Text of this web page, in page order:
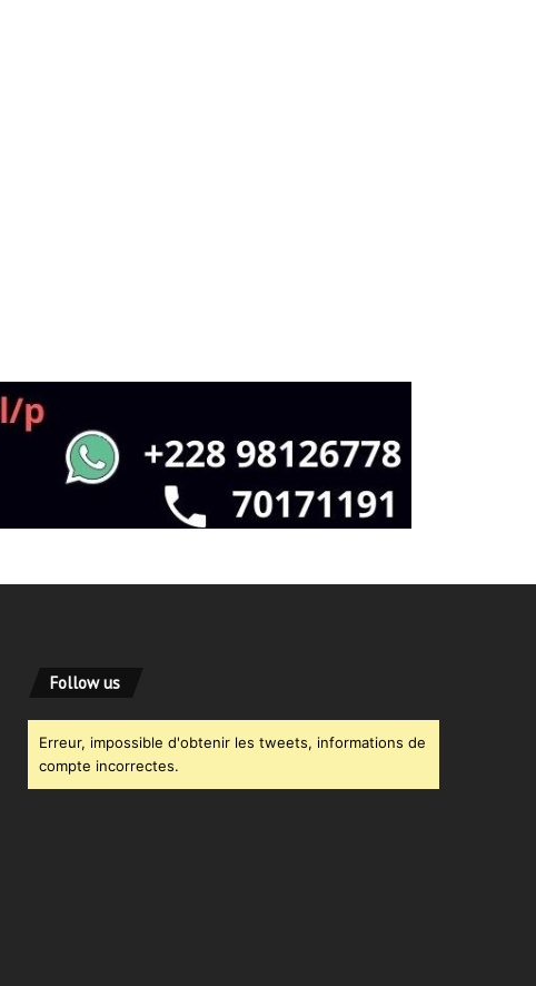
Follow us
Erreur, impossible d'obtenir les tweets, informations de
compte incorrectes.